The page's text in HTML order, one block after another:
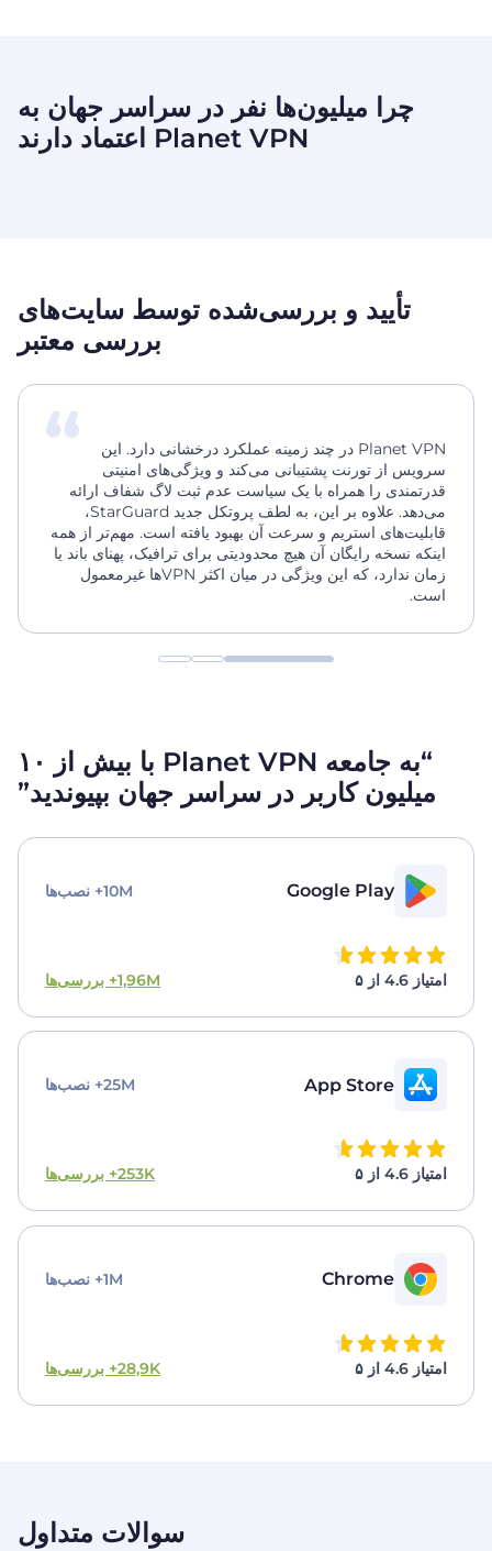
چرا میلیون‌ها نفر در سراسر جهان به
Planet VPN اعتماد دارند
تأیید و بررسی‌شده توسط سایت‌های
بررسی معتبر
Planet VPN در چند زمینه عملکرد درخشانی دارد. این
سرویس از تورنت پشتیبانی می‌کند و ویژگی‌های امنیتی
قدرتمندی را همراه با یک سیاست عدم ثبت لاگ شفاف ارائه
می‌دهد. علاوه بر این، به لطف پروتکل جدید StarGuard،
قابلیت‌های استریم و سرعت آن بهبود یافته است. مهم‌تر از همه
اینکه نسخه رایگان آن هیچ محدودیتی برای ترافیک، پهنای باند یا
زمان ندارد، که این ویژگی در میان اکثر VPNها غیرمعمول
است.
“به جامعه Planet VPN با بیش از ۱۰
میلیون کاربر در سراسر جهان بپیوندید”
Google Play 10M+ نصب‌ها
امتیاز 4.6 از ۵ 1,96M+ بررسی‌ها
App Store 25M+ نصب‌ها
امتیاز 4.6 از ۵ 253K+ بررسی‌ها
Chrome 1M+ نصب‌ها
امتیاز 4.6 از ۵ 28,9K+ بررسی‌ها
سوالات متداول